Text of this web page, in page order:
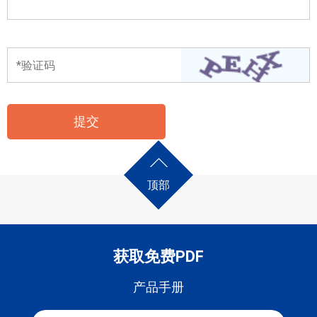
顶部
获取免费PDF
产品手册